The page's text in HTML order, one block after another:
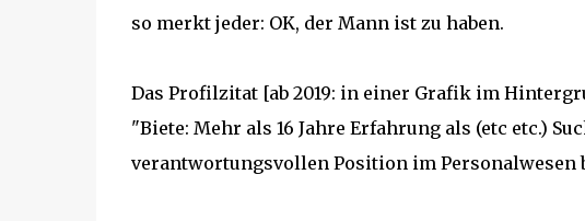
so merkt jeder: OK, der Mann ist zu haben.
Das Profilzitat [ab 2019: in einer Grafik im
"Biete: Mehr als 16 Jahre Erfahrung als (etc etc.)
verantwortungsvollen Position im Personalwesen